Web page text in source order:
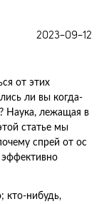
2023-09-12
от этих
ли вы когда-
Наука, лежащая в
статье мы
спрей от ос
кто-нибудь,